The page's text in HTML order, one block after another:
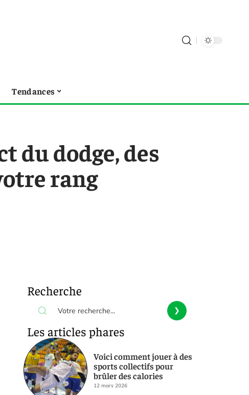
Tendances
du dodge, des
rang
Recherche
Les articles phares
Voici comment jouer à des
sports collectifs pour
brûler des calories
12 mars 2026